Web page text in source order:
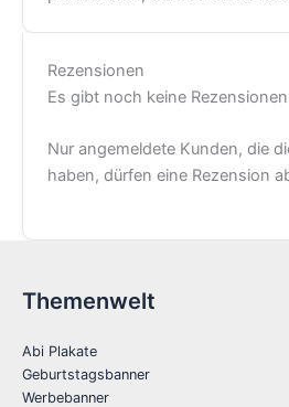
Rezensionen
Es gibt noch keine
Nur angemeldete Kunden, die
haben, dürfen eine Rezension
Themenwelt
Abi Plakate
Geburtstagsbanner
Werbebanner